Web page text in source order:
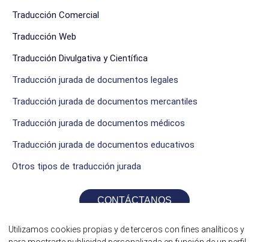
Traducción Comercial
Traducción Web
Traducción Divulgativa y Científica
Traducción jurada de documentos legales
Traducción jurada de documentos mercantiles
Traducción jurada de documentos médicos
Traducción jurada de documentos educativos
Otros tipos de traducción jurada
CONTÁCTANOS
Utilizamos cookies propias y de terceros con fines analíticos y